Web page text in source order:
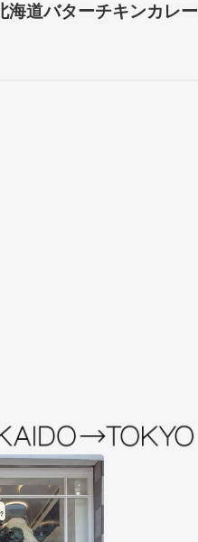
海道バターチキンカレー